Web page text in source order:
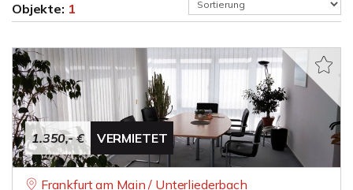
Objekte: 1
1.350,- € VERMIETET
Frankfurt am Main / Unterliederbach